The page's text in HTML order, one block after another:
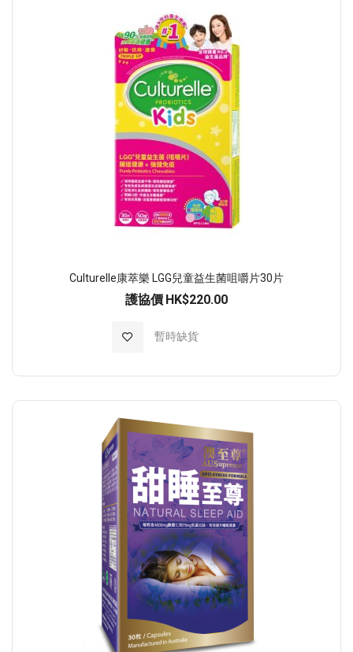
Culturelle康萃樂 LGG兒童益生菌咀嚼片30片
護協價 HK$220.00
暫時缺貨
加入至願望清單